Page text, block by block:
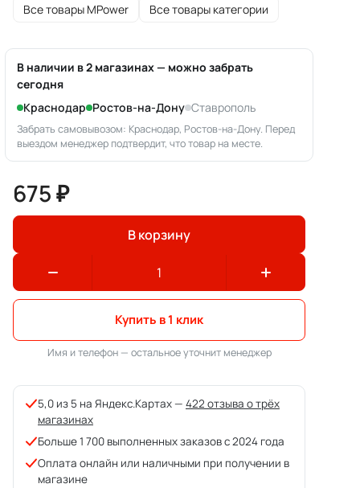
Все товары MPower Все товары категории
В наличии в 2 магазинах — можно забрать
сегодня
Краснодар Ростов-на-Дону Ставрополь
Забрать самовывозом: Краснодар, Ростов-на-Дону. Перед
выездом менеджер подтвердит, что товар на месте.
675 ₽
В корзину
Купить в 1 клик
Имя и телефон — остальное уточнит менеджер
5,0 из 5 на Яндекс.Картах — 422 отзыва о трёх
магазинах
Больше 1 700 выполненных заказов с 2024 года
Оплата онлайн или наличными при получении в
магазине